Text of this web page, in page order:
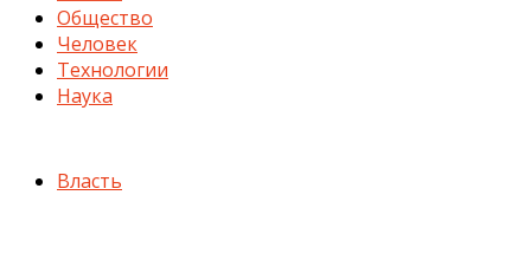
Общество
Человек
Технологии
Наука
Власть